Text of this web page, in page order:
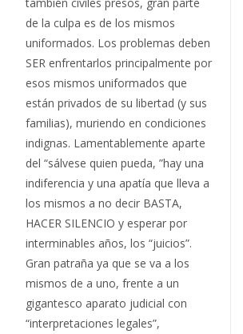
de la culpa es de los mismos
uniformados. Los problemas deben
SER enfrentarlos principalmente por
esos mismos uniformados que
están privados de su libertad (y sus
familias), muriendo en condiciones
indignas. Lamentablemente aparte
del “sálvese quien pueda, ”hay una
indiferencia y una apatía que lleva a
los mismos a no decir BASTA,
HACER SILENCIO y esperar por
interminables años, los “juicios”.
Gran patraña ya que se va a los
mismos de a uno, frente a un
gigantesco aparato judicial con
“interpretaciones legales”,